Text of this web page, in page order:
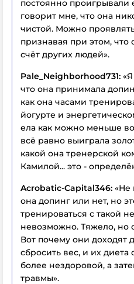
постоянно проигрывали
говорит мне, что она
чистой. Можно
признавая при этом, что
счёт других людей».
Pale_Neighborhood731:
что она принимала
как она часами
йогурте и
ела как можно меньше
всё равно выиграла
какой она тренерской
Камилой... это -
Acrobatic-Capital346: «Не
она допинг или нет, но
тренироваться с такой
невозможно. Тяжело, но
Вот почему они доходят
сбросить вес, и их диета
более нездоровой, а
травмы».